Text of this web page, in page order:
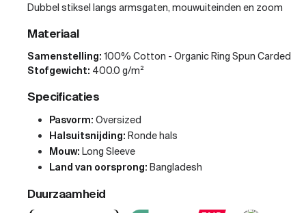
Dubbel stiksel langs armsgaten, mouwuiteinden en zoom
Materiaal
Samenstelling: 100% Cotton - Organic Ring Spun Carded
Stofgewicht: 400.0 g/m²
Specificaties
Pasvorm: Oversized
Halsuitsnijding: Ronde hals
Mouw: Long Sleeve
Land van oorsprong: Bangladesh
Duurzaamheid